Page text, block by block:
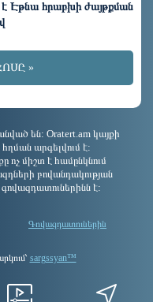
Էթնա հրաբխի ժայթքման
»
են: Oratert.am կայքի
արգելվում է:
միշտ է համընկնում
բովանդակության
է:
Գովազդատուներին
sargssyan™